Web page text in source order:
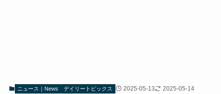
ニュース｜News デイリートピックス 2025-05-13 2025-05-14